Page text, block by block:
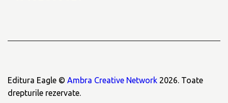
Editura Eagle © Ambra Creative Network 2026. Toate
drepturile rezervate.